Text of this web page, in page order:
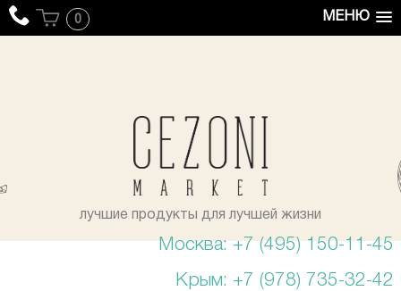
МЕНЮ
0
лучшие продукты для лучшей жизни
Москва: +7 (495) 150-11-45
Крым: +7 (978) 735-32-42